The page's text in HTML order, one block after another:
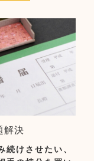
解決
続けさせたい、